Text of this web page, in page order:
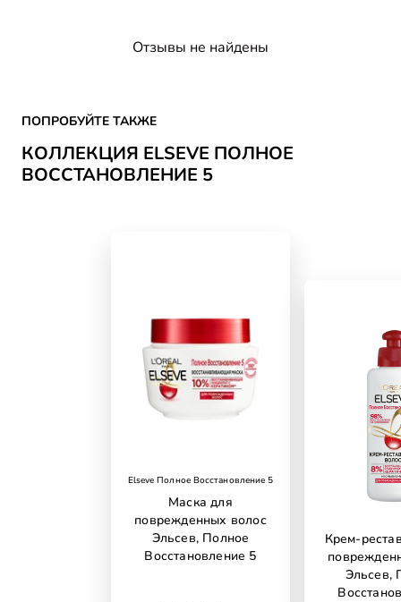
Отзывы не найдены
КОЛЛЕКЦИЯ ELSEVE ПОЛНОЕ
ВОССТАНОВЛЕНИЕ 5
ПОПРОБУЙТЕ ТАКЖЕ
Elseve Полное Восстановление 5
Маска для
поврежденных волос
Эльсев, Полное
Восстановление 5
Крем-
Эльсев,